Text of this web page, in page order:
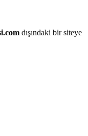
dışındaki bir siteye